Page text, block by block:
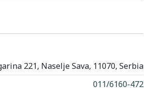
221, Naselje Sava, 11070, Serbia
011/6160-472